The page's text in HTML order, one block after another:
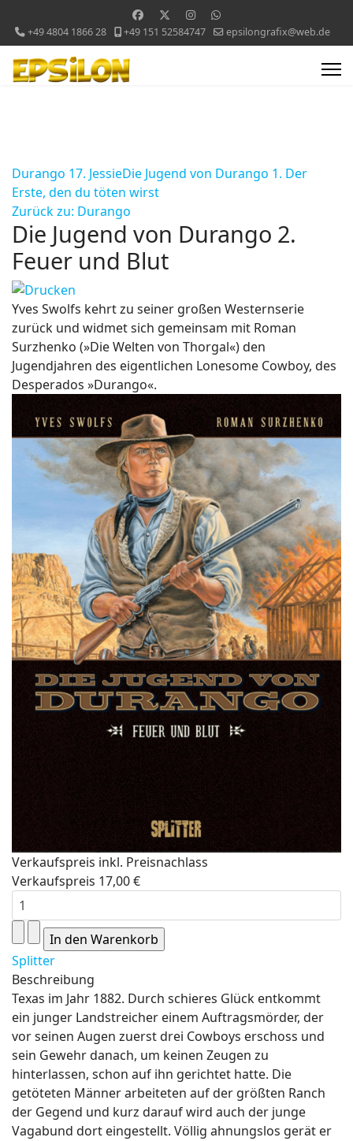
+49 4804 1866 28 +49 151 52584747 epsilongrafix@web.de
Durango 17. JessieDie Jugend von Durango 1. Der
Erste, den du töten wirst
Zurück zu: Durango
Die Jugend von Durango 2.
Feuer und Blut
Yves Swolfs kehrt zu seiner großen Westernserie
zurück und widmet sich gemeinsam mit Roman
Surzhenko (»Die Welten von Thorgal«) den
Jugendjahren des eigentlichen Lonesome Cowboy, des
Desperados »Durango«.
Verkaufspreis inkl. Preisnachlass
Verkaufspreis 17,00 €
Splitter
Beschreibung
Texas im Jahr 1882. Durch schieres Glück entkommt
ein junger Landstreicher einem Auftragsmörder, der
vor seinen Augen zuerst drei Cowboys erschoss und
sein Gewehr danach, um keinen Zeugen zu
hinterlassen, schon auf ihn gerichtet hatte. Die
getöteten Männer arbeiteten auf der größten Ranch
der Gegend und kurz darauf wird auch der junge
Vagabund dort eingestellt. Völlig ahnungslos gerät er